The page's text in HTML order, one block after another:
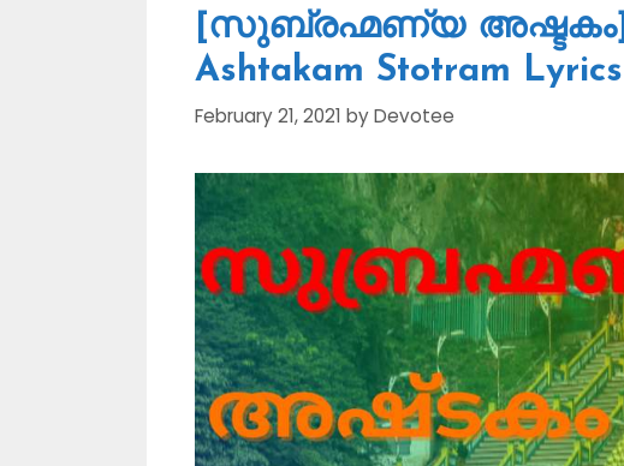
[സുബ്രഹ്മണ്യ അഷ്ടകം] ᐈ
Ashtakam Stotram
February 21, 2021 byDevotee